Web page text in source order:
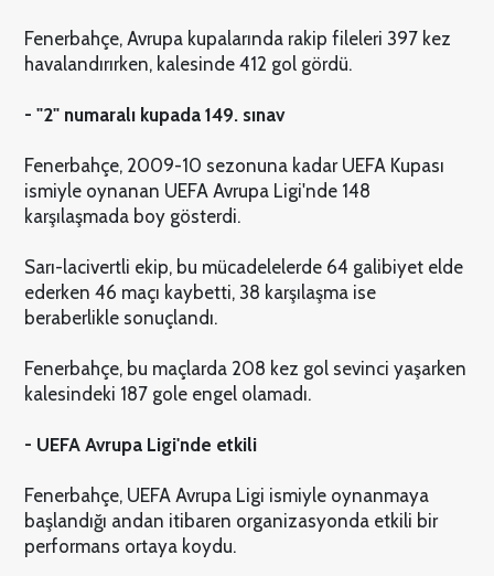
Fenerbahçe, Avrupa kupalarında rakip fileleri 397 kez
havalandırırken, kalesinde 412 gol gördü.
- "2" numaralı kupada 149. sınav
Fenerbahçe, 2009-10 sezonuna kadar UEFA Kupası
ismiyle oynanan UEFA Avrupa Ligi'nde 148
karşılaşmada boy gösterdi.
Sarı-lacivertli ekip, bu mücadelelerde 64 galibiyet elde
ederken 46 maçı kaybetti, 38 karşılaşma ise
beraberlikle sonuçlandı.
Fenerbahçe, bu maçlarda 208 kez gol sevinci yaşarken
kalesindeki 187 gole engel olamadı.
- UEFA Avrupa Ligi'nde etkili
Fenerbahçe, UEFA Avrupa Ligi ismiyle oynanmaya
başlandığı andan itibaren organizasyonda etkili bir
performans ortaya koydu.